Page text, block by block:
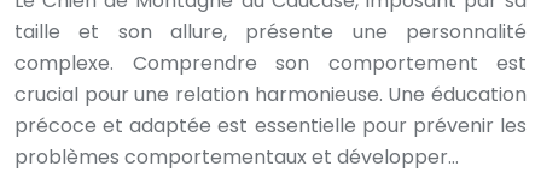
taille et son allure, présente une personnalité
complexe. Comprendre son comportement est
crucial pour une relation harmonieuse. Une éducation
précoce et adaptée est essentielle pour prévenir les
problèmes comportementaux et développer…